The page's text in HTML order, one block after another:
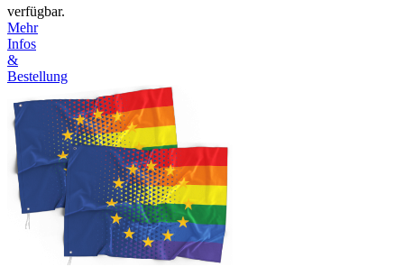
verfügbar.
Mehr
Infos
&
Bestellung